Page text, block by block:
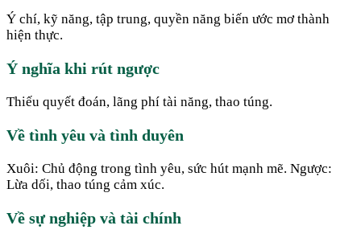
Ý chí, kỹ năng, tập trung, quyền năng biến ước mơ thành
hiện thực.
Ý nghĩa khi rút ngược
Thiếu quyết đoán, lãng phí tài năng, thao túng.
Về tình yêu và tình duyên
Xuôi: Chủ động trong tình yêu, sức hút mạnh mẽ. Ngược:
Lừa dối, thao túng cảm xúc.
Về sự nghiệp và tài chính